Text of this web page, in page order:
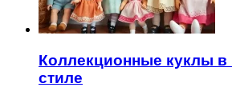
Коллекционные куклы в
стиле